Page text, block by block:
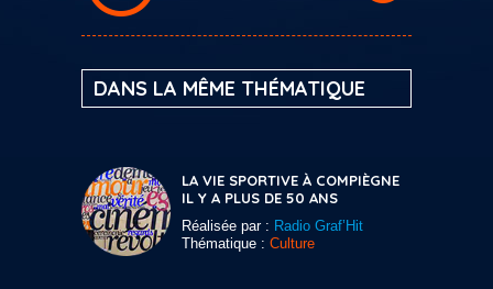
DANS LA MÊME THÉMATIQUE
LA VIE SPORTIVE À COMPIÈGNE
IL Y A PLUS DE 50 ANS
Réalisée par : Radio Graf’Hit
Thématique : Culture